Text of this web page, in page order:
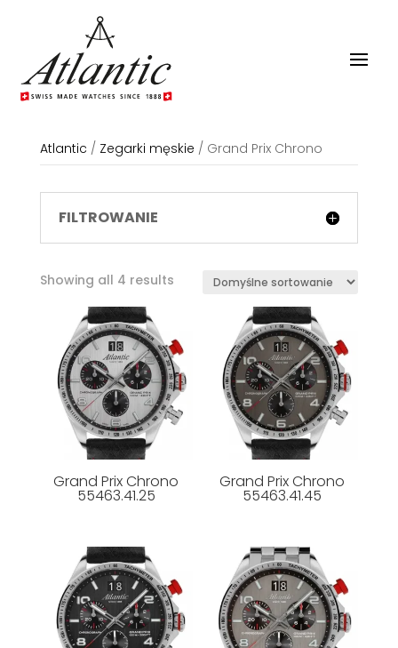
Atlantic / Zegarki męskie / Grand Prix Chrono
FILTROWANIE
Showing all 4 results
Grand Prix Chrono
55463.41.25
Grand Prix Chrono
55463.41.45